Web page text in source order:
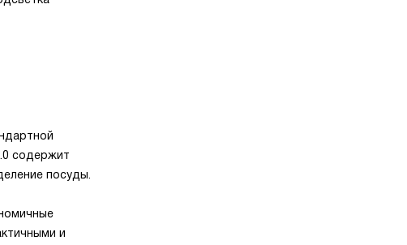
содержит
посуды.
и